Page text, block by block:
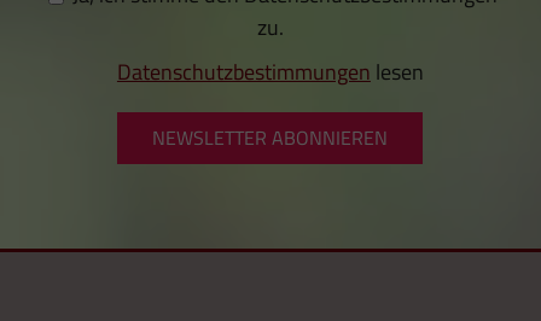
zu.
Datenschutzbestimmungen lesen
NEWSLETTER ABONNIEREN